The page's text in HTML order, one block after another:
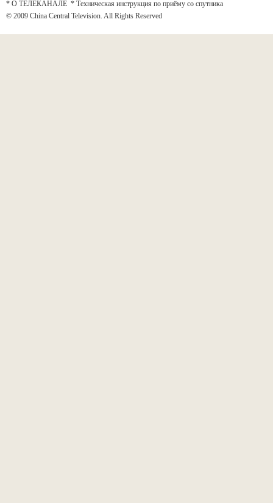
* О ТЕЛЕКАНАЛЕ * Техническая инструкция по приёму со спутника
© 2009 China Central Television. All Rights Reserved